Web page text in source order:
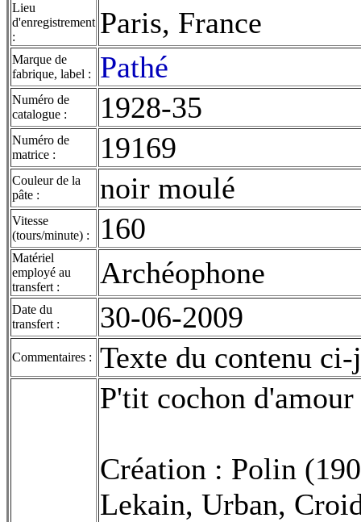
Lieu
d'enregistrement
:
Paris, France
Marque de
fabrique, label :
Pathé
Numéro de
catalogue :
1928-35
Numéro de
matrice :
19169
Couleur de la
pâte :
noir moulé
Vitesse
(tours/minute) :
160
Matériel
employé au
transfert :
Archéophone
Date du
transfert :
30-06-2009
Commentaires :
Texte du contenu
P'tit cochon d'amour
Création : Polin
Lekain, Urban,